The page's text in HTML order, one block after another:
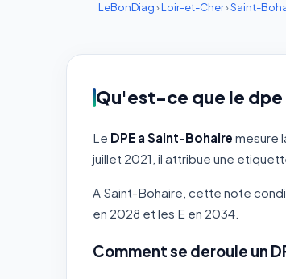
LeBonDiag›Loir-et-Cher›Saint-
Qu'est-ce que le dpe
Le DPE a Saint-Bohaire mesure
juillet 2021, il attribue une
A Saint-Bohaire, cette note
en 2028 et les E en 2034.
Comment se deroule un